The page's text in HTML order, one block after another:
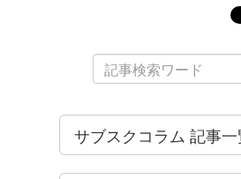
サブスクコラム 記事